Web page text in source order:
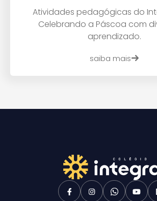
Atividades pedagógicas do
Celebrando a Páscoa com
aprendizado.
saiba mais